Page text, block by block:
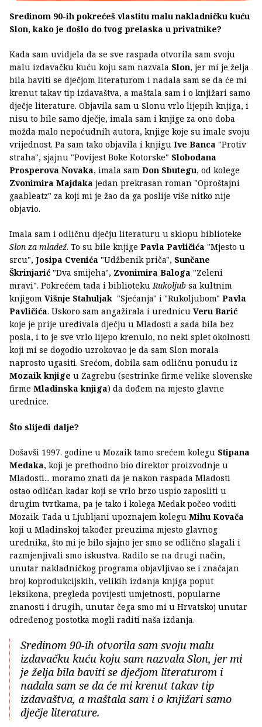
Sredinom 90-ih pokrećeš vlastitu malu nakladničku kuću
Slon, kako je došlo do tvog prelaska u privatnike?
Kada sam uvidjela da se sve raspada otvorila sam svoju
malu izdavačku kuću koju sam nazvala Slon, jer mi je želja
bila baviti se dječjom literaturom i nadala sam se da će mi
krenut takav tip izdavaštva, a maštala sam i o knjižari samo
dječje literature. Objavila sam u Slonu vrlo lijepih knjiga, i
nisu to bile samo dječje, imala sam i knjige za ono doba
možda malo nepoćudnih autora, knjige koje su imale svoju
vrijednost. Pa sam tako objavila i knjigu Ive Banca "Protiv
straha", sjajnu "Povijest Boke Kotorske" Slobodana
Prosperova Novaka, imala sam Don Sbutegu, od kolege
Zvonimira Majdaka jedan prekrasan roman "Oproštajni
gaableatz" za koji mi je žao da ga poslije više nitko nije
objavio.
Imala sam i odličnu dječju literaturu u sklopu biblioteke
Slon za mladež. To su bile knjige Pavla Pavličića "Mjesto u
srcu", Josipa Cvenića "Udžbenik priča", Sunčane
Škrinjarić "Dva smijeha", Zvonimira Baloga "Zeleni
mravi". Pokrećem tada i bibliotekuRukoljub sa kultnim
knjigom Višnje Stahuljak "Sjećanja" i "Rukoljubom" Pavla
Pavličića. Uskoro sam angažirala i urednicu Veru Barić
koje je prije uređivala dječju u Mladosti a sada bila bez
posla, i to je sve vrlo lijepo krenulo, no neki splet okolnosti
koji mi se dogodio uzrokovao je da sam Slon morala
naprosto ugasiti. Srećom, dobila sam odličnu ponudu iz
Mozaik knjige u Zagrebu (sestrinke firme velike slovenske
firme Mladinska knjiga) da dođem na mjesto glavne
urednice.
Što slijedi dalje?
Došavši 1997. godine u Mozaik tamo srećem kolegu Stipana
Medaka, koji je prethodno bio direktor proizvodnje u
Mladosti... moramo znati da je nakon raspada Mladosti
ostao odličan kadar koji se vrlo brzo uspio zaposliti u
drugim tvrtkama, pa je tako i kolega Medak počeo voditi
Mozaik. Tada u Ljubljani upoznajem kolegu Mihu Kovača
koji u Mladinskoj također preuzima mjesto glavnog
urednika, što mi je bilo sjajno jer smo se odlično slagali i
razmjenjivali smo iskustva. Radilo se na drugi način,
unutar nakladničkog programa objavljivao se i značajan
broj koprodukcijskih, velikih izdanja knjiga poput
leksikona, pregleda povijesti umjetnosti, popularne
znanosti i drugih, unutar čega smo mi u Hrvatskoj unutar
određenog postotka mogli raditi naša izdanja.
Sredinom 90-ih otvorila sam svoju malu
izdavačku kuću koju sam nazvala Slon, jer mi
je želja bila baviti se dječjom literaturom i
nadala sam se da će mi krenut takav tip
izdavaštva, a maštala sam i o knjižari samo
dječje literature.